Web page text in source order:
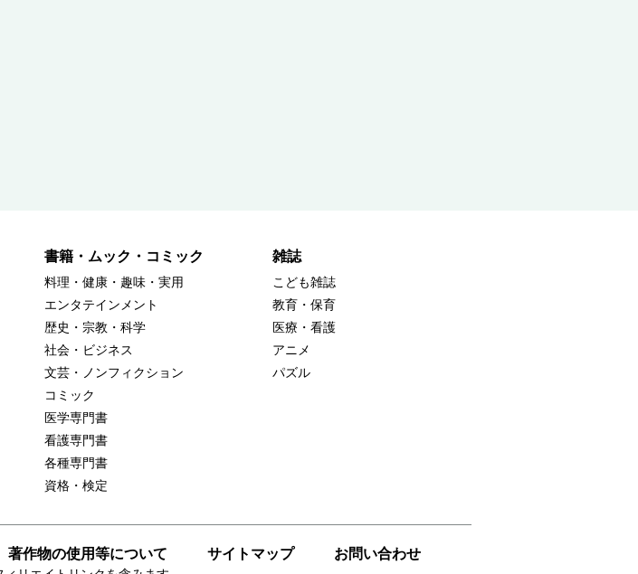
書籍・ムック・コミック
料理・健康・趣味・実用
エンタテインメント
歴史・宗教・科学
社会・ビジネス
文芸・ノンフィクション
コミック
医学専門書
看護専門書
各種専門書
資格・検定
雑誌
こども雑誌
教育・保育
医療・看護
アニメ
パズル
著作物の使用等について サイトマップ お問い合わせ